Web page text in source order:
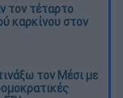
τον τέταρτο
καρκίνου στον
τον Μέσι με